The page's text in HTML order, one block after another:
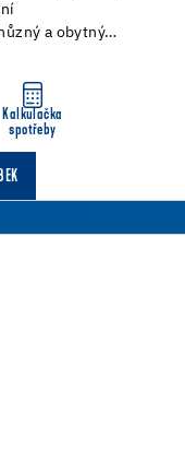
a obytný…
Kalkulačka
spotřeby